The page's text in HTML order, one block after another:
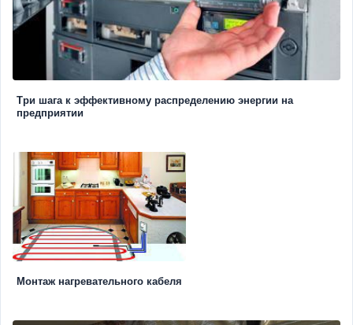
Три шага к эффективному распределению энергии на
предприятии
Монтаж нагревательного кабеля